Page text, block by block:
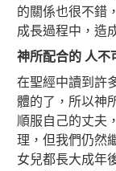
的關係也很不錯
成長過程中，造
神所配合的 人不
在聖經中讀到許
體的了，所以神
順服自己的丈夫
理，但我們仍然
女兒都長大成年